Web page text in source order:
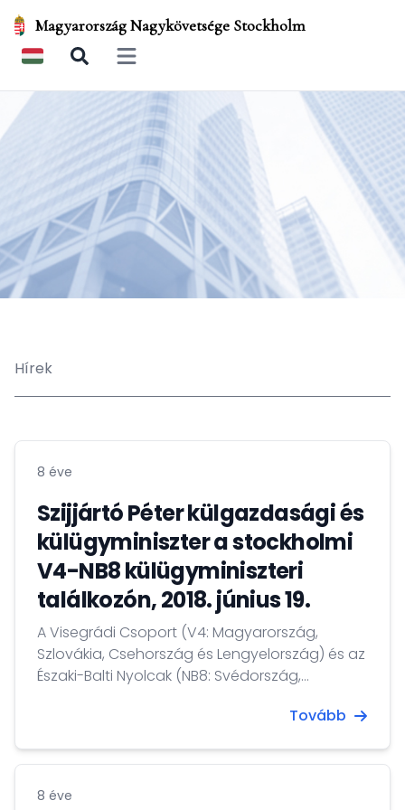
Magyarország Nagykövetsége Stockholm
Open main menu
Hírek
8 éve
Szijjártó Péter külgazdasági és
külügyminiszter a stockholmi
V4-NB8 külügyminiszteri
találkozón, 2018. június 19.
A Visegrádi Csoport (V4: Magyarország,
Szlovákia, Csehország és Lengyelország) és az
Északi-Balti Nyolcak (NB8: Svédország,
Lettország és Litvánia) 2013 óta rendszeresen
2018. június 19-én Stockholmban tartották, ahol
Tovább
8 éve